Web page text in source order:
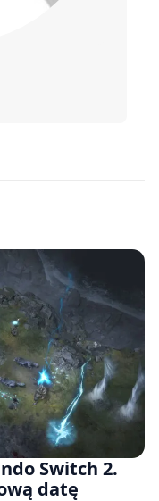
Switch 2.
datę